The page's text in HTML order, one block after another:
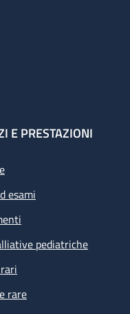
E PRESTAZIONI
esami
pediatriche
rare